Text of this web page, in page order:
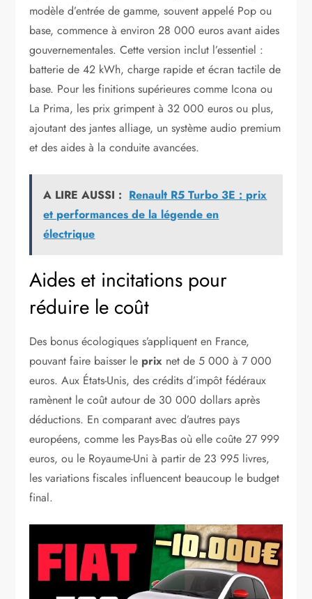
modèle d’entrée de gamme, souvent appelé Pop ou
base, commence à environ 28 000 euros avant aides
gouvernementales. Cette version inclut l’essentiel :
batterie de 42 kWh, charge rapide et écran tactile de
base. Pour les finitions supérieures comme Icona ou
La Prima, les prix grimpent à 32 000 euros ou plus,
ajoutant des jantes alliage, un système audio premium
et des aides à la conduite avancées.
A LIRE AUSSI : Renault R5 Turbo 3E : prix
et performances de la légende en
électrique
Aides et incitations pour
réduire le coût
Des bonus écologiques s’appliquent en France,
pouvant faire baisser le prix net de 5 000 à 7 000
euros. Aux États-Unis, des crédits d’impôt fédéraux
ramènent le coût autour de 30 000 dollars après
déductions. En comparant avec d’autres pays
européens, comme les Pays-Bas où elle coûte 27 999
euros, ou le Royaume-Uni à partir de 23 995 livres,
les variations fiscales influencent beaucoup le budget
final.